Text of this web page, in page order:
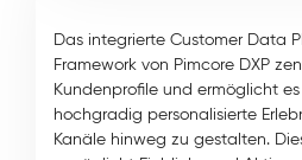
Das integrierte Customer Data
Framework von Pimcore DXP
Kundenprofile und ermöglicht
hochgradig personalisierte
Kanäle hinweg zu gestalten.